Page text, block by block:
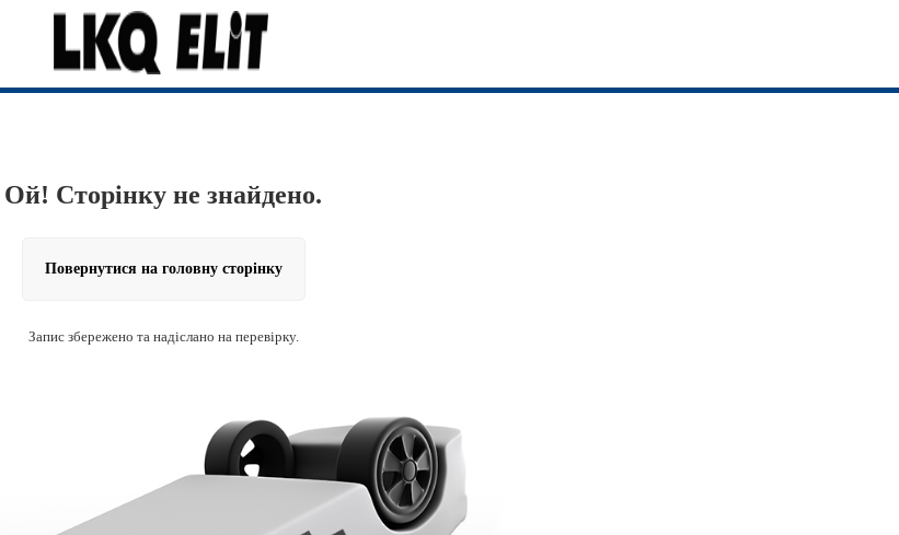
Ой! Сторінку не знайдено.
Повернутися на головну сторінку
Запис збережено та надіслано на перевірку.